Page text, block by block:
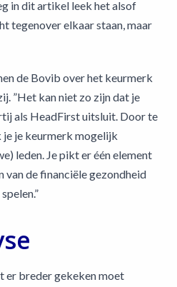
in dit artikel leek het alsof
tegenover elkaar staan, maar
de Bovib over het keurmerk
”Het kan niet zo zijn dat je
als HeadFirst uitsluit. Door te
je je keurmerk mogelijk
leden. Je pikt er één element
de financiële gezondheid
er breder gekeken moet